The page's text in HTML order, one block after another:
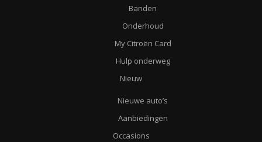
Banden
Onderhoud
My Citroën Card
Hulp onderweg
Nieuw
Nieuwe auto’s
Aanbiedingen
Occasions